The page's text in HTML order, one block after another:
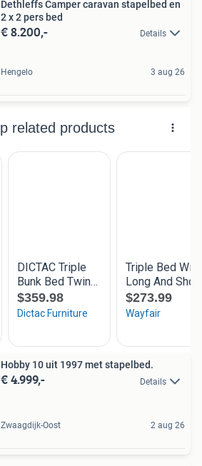
Dethleffs Camper caravan stapelbed en
2 x 2 pers bed
€ 8.200,- Details
Hengelo 3 aug 26
Hobby 10 uit 1997 met stapelbed.
€ 4.999,- Details
Zwaagdijk-Oost 2 aug 26